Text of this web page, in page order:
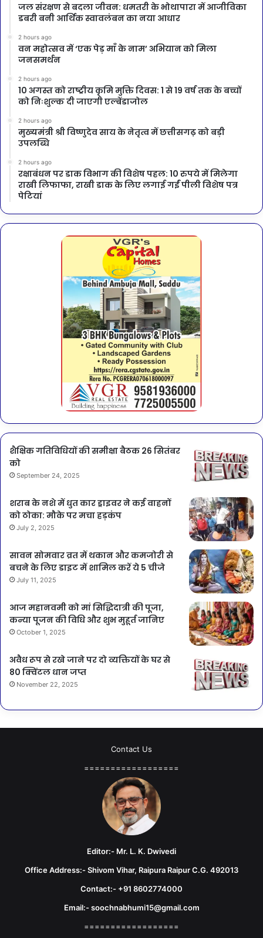
जल संरक्षण से बदला जीवन: धमतरी के भोथापारा में आजीविका
डबरी बनी आर्थिक स्वावलंबन का नया आधार
2 hours ago
वन महोत्सव में ‘एक पेड़ माँ के नाम’ अभियान को मिला
जनसमर्थन
2 hours ago
10 अगस्त को राष्ट्रीय कृमि मुक्ति दिवस: 1 से 19 वर्ष तक के बच्चों
को निःशुल्क दी जाएगी एल्बेंडाजोल
2 hours ago
मुख्यमंत्री श्री विष्णुदेव साय के नेतृत्व में छत्तीसगढ़ को बड़ी
उपलब्धि
2 hours ago
रक्षाबंधन पर डाक विभाग की विशेष पहल: 10 रुपये में मिलेगा
राखी लिफाफा, राखी डाक के लिए लगाई गईं पीली विशेष पत्र
पेटियां
शैक्षिक गतिविधियों की समीक्षा बैठक 26 सितंबर
को
September 24, 2025
शराब के नशे में धुत कार ड्राइवर ने कई वाहनों
को ठोका: मौके पर मचा हड़कंप
July 2, 2025
सावन सोमवार व्रत में थकान और कमजोरी से
बचने के लिए डाइट में शामिल करें ये 5 चीजे
July 11, 2025
आज महानवमी को मां सिद्धिदात्री की पूजा,
कन्या पूजन की विधि और शुभ मुहूर्त जानिए
October 1, 2025
अवैध रूप से रखे जाने पर दो व्यक्तियों के घर से
80 क्विंटल धान जप्त
November 22, 2025
Contact Us
==================
Editor:- Mr. L. K. Dwivedi
Office Address:- Shivom Vihar, Raipura Raipur C.G. 492013
Contact:- +91 8602774000
Email:- soochnabhumi15@gmail.com
==================